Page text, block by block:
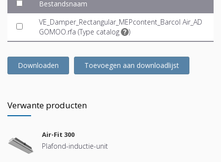
Bestandsnaam
VE_Damper_Rectangular_MEPcontent_Barcol Air_AD
GOMOO.rfa (Type catalog )
Downloaden Toevoegen aan downloadlijst
Verwante producten
Air-Fit 300
Plafond-inductie-unit